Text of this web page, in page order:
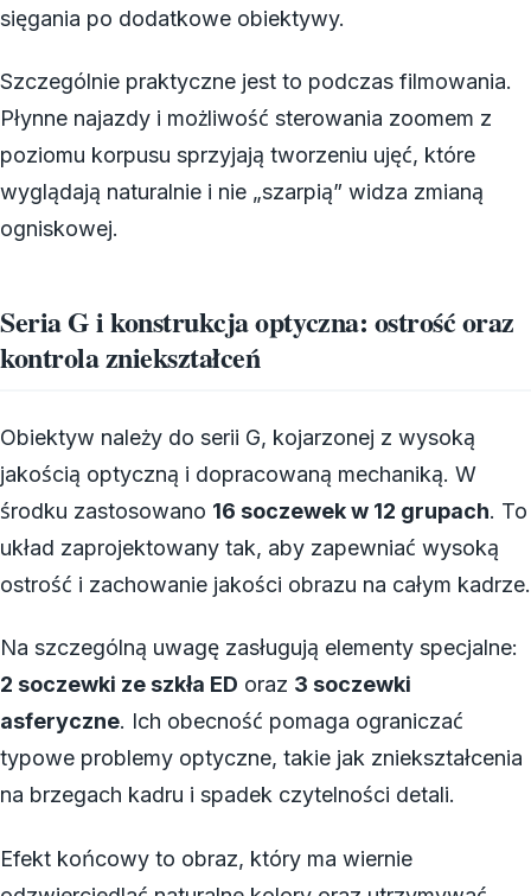
sięgania po dodatkowe obiektywy.
Szczególnie praktyczne jest to podczas filmowania.
Płynne najazdy i możliwość sterowania zoomem z
poziomu korpusu sprzyjają tworzeniu ujęć, które
wyglądają naturalnie i nie „szarpią” widza zmianą
ogniskowej.
Seria G i konstrukcja optyczna: ostrość oraz
kontrola zniekształceń
Obiektyw należy do serii G, kojarzonej z wysoką
jakością optyczną i dopracowaną mechaniką. W
środku zastosowano 16 soczewek w 12 grupach. To
układ zaprojektowany tak, aby zapewniać wysoką
ostrość i zachowanie jakości obrazu na całym kadrze.
Na szczególną uwagę zasługują elementy specjalne:
2 soczewki ze szkła ED oraz 3 soczewki
asferyczne. Ich obecność pomaga ograniczać
typowe problemy optyczne, takie jak zniekształcenia
na brzegach kadru i spadek czytelności detali.
Efekt końcowy to obraz, który ma wiernie